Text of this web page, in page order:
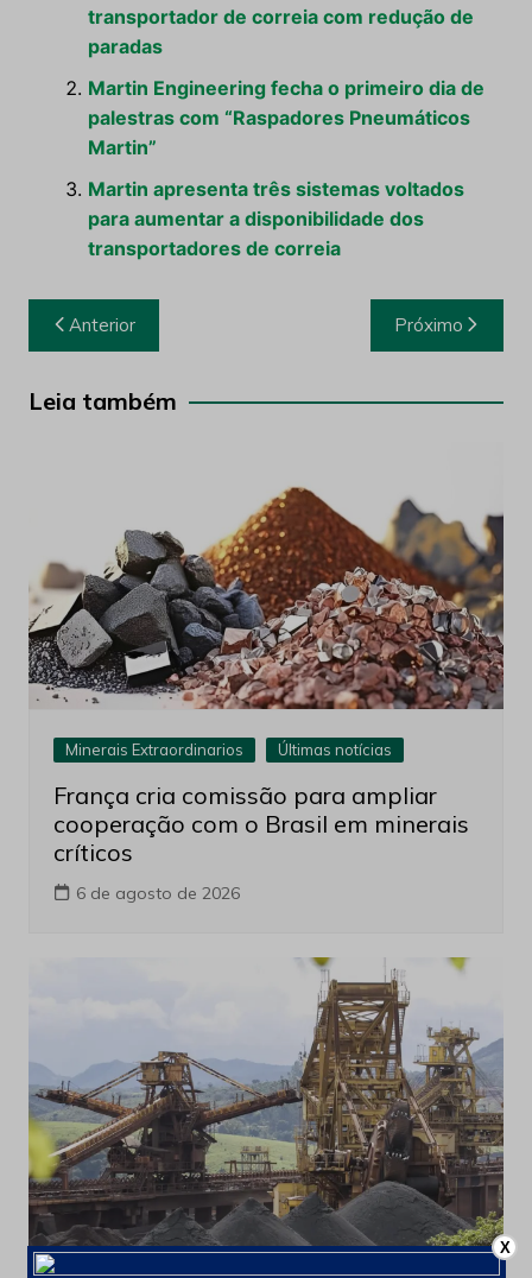
transportador de correia com redução de
paradas
Martin Engineering fecha o primeiro dia de
palestras com “Raspadores Pneumáticos
Martin”
Martin apresenta três sistemas voltados
para aumentar a disponibilidade dos
transportadores de correia
Navegação
de
Post
Anterior Próximo
Leia também
Minerais Extraordinarios Últimas notícias
França cria comissão para ampliar
cooperação com o Brasil em minerais
críticos
6 de agosto de 2026
X